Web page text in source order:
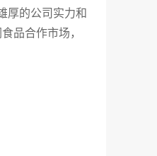
厚的公司实力和
品合作市场，